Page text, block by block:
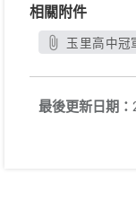
相關附件
玉里高中冠
最後更新日期：